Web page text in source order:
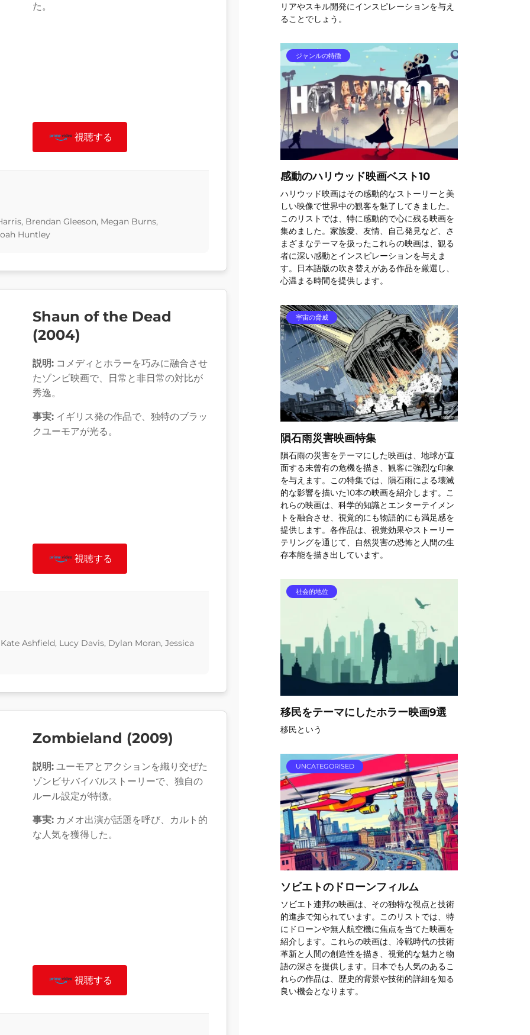
た。
視聴する
Brendan Gleeson, Megan Burns,
Huntley
Shaun of the Dead
(2004)
説明: コメディとホラーを巧みに融合させ
たゾンビ映画で、日常と非日常の対比が
秀逸。
事実: イギリス発の作品で、独特のブラッ
クユーモアが光る。
視聴する
Ashfield, Lucy Davis, Dylan Moran, Jessica
Zombieland (2009)
説明: ユーモアとアクションを織り交ぜた
ゾンビサバイバルストーリーで、独自の
ルール設定が特徴。
事実: カメオ出演が話題を呼び、カルト的
な人気を獲得した。
視聴する
リアやスキル開発にインスピレーションを与え
ることでしょう。
ジャンルの特徴
感動のハリウッド映画ベスト10
ハリウッド映画はその感動的なストーリーと美
しい映像で世界中の観客を魅了してきました。
このリストでは、特に感動的で心に残る映画を
集めました。家族愛、友情、自己発見など、さ
まざまなテーマを扱ったこれらの映画は、観る
者に深い感動とインスピレーションを与えま
す。日本語版の吹き替えがある作品を厳選し、
心温まる時間を提供します。
宇宙の脅威
隕石雨災害映画特集
隕石雨の災害をテーマにした映画は、地球が直
面する未曾有の危機を描き、観客に強烈な印象
を与えます。この特集では、隕石雨による壊滅
的な影響を描いた10本の映画を紹介します。こ
れらの映画は、科学的知識とエンターテイメン
トを融合させ、視覚的にも物語的にも満足感を
提供します。各作品は、視覚効果やストーリー
テリングを通じて、自然災害の恐怖と人間の生
存本能を描き出しています。
社会的地位
移民をテーマにしたホラー映画9選
移民という
UNCATEGORISED
ソビエトのドローンフィルム
ソビエト連邦の映画は、その独特な視点と技術
的進歩で知られています。このリストでは、特
にドローンや無人航空機に焦点を当てた映画を
紹介します。これらの映画は、冷戦時代の技術
革新と人間の創造性を描き、視覚的な魅力と物
語の深さを提供します。日本でも人気のあるこ
れらの作品は、歴史的背景や技術的詳細を知る
良い機会となります。